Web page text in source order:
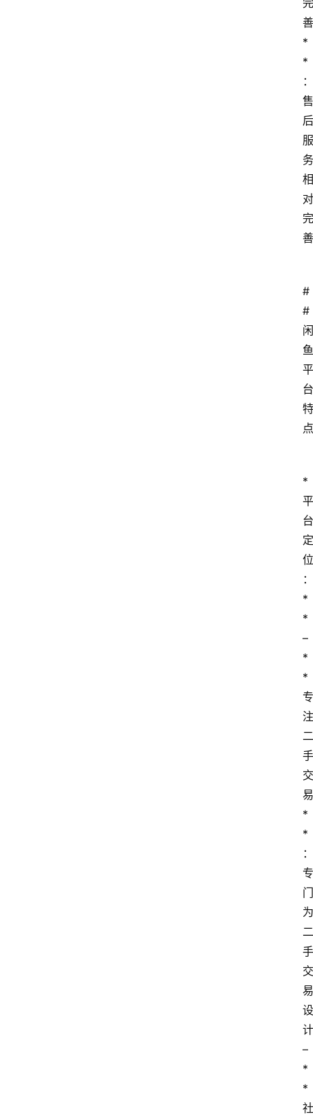
完
善
*
*
：
售
后
服
务
相
对
完
善
#
#
闲
鱼
平
台
特
点
*
平
台
定
位
：
*
*
–
*
*
专
注
二
手
交
易
*
*
：
专
门
为
二
手
交
易
设
计
–
*
*
社